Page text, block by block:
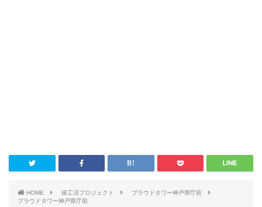
HOME 竣工済プロジェクト
プラウドタワー神戸県庁前
プラウドタワー神戸県庁前